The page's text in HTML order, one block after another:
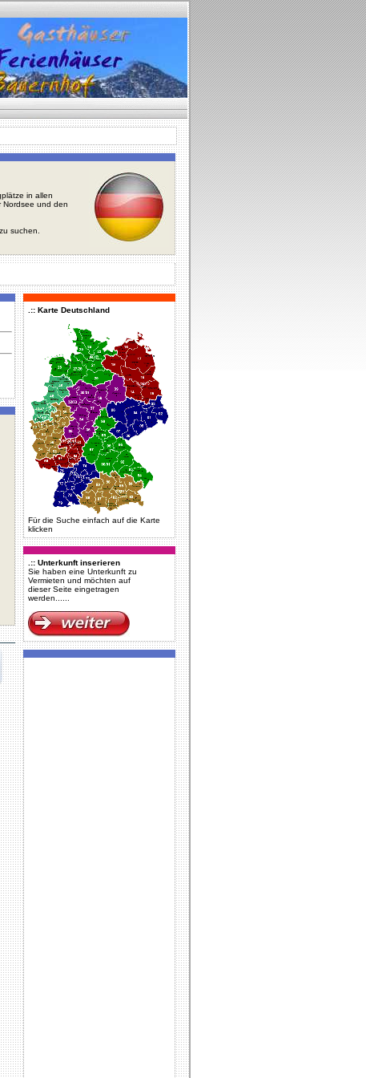
in allen
Nordsee und den
suchen.
.:: Karte Deutschland
Für die Suche einfach auf die Karte
klicken
.:: Unterkunft inserieren
Sie haben eine Unterkunft zu
Vermieten und möchten auf
dieser Seite eingetragen
werden......